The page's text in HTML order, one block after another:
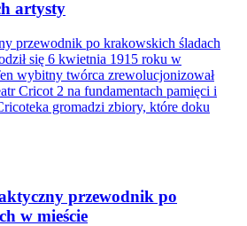
artysty
przewodnik po krakowskich śladach
się 6 kwietnia 1915 roku w
wybitny twórca zrewolucjonizował
Cricot 2 na fundamentach pamięci i
gromadzi zbiory, które doku
przewodnik po
w mieście